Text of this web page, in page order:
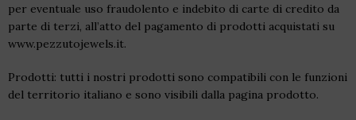
per eventuale uso fraudolento e indebito di carte di credito da
parte di terzi, all’atto del pagamento di prodotti acquistati su
www.pezzutojewels.it.
Prodotti: tutti i nostri prodotti sono compatibili con le funzioni
del territorio italiano e sono visibili dalla pagina prodotto.